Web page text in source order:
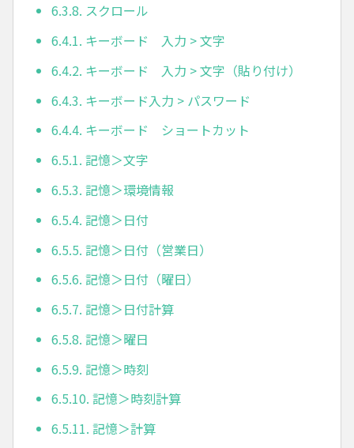
6.3.8. スクロール
6.4.1. キーボード 入力 > 文字
6.4.2. キーボード 入力 > 文字（貼り付け）
6.4.3. キーボード入力 > パスワード
6.4.4. キーボード ショートカット
6.5.1. 記憶＞文字
6.5.3. 記憶＞環境情報
6.5.4. 記憶＞日付
6.5.5. 記憶＞日付（営業日）
6.5.6. 記憶＞日付（曜日）
6.5.7. 記憶＞日付計算
6.5.8. 記憶＞曜日
6.5.9. 記憶＞時刻
6.5.10. 記憶＞時刻計算
6.5.11. 記憶＞計算